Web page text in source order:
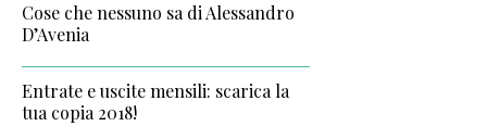
Cose che nessuno sa di Alessandro
D’Avenia
Entrate e uscite mensili: scarica la
tua copia 2018!